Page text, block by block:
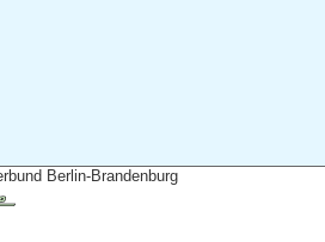
Berlin-Brandenburg